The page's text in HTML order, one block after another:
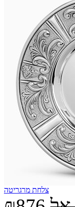
צלחת מרגריטה